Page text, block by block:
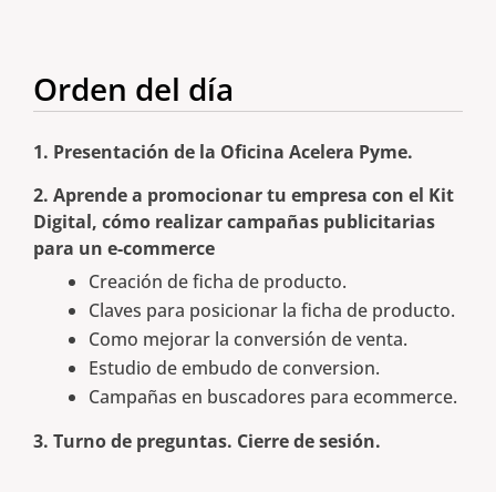
Orden del día
1. Presentación de la Oficina Acelera Pyme.
2. Aprende a promocionar tu empresa con el Kit
Digital, cómo realizar campañas publicitarias
para un e-commerce
Creación de ficha de producto.
Claves para posicionar la ficha de producto.
Como mejorar la conversión de venta.
Estudio de embudo de conversion.
Campañas en buscadores para ecommerce.
3. Turno de preguntas. Cierre de sesión.